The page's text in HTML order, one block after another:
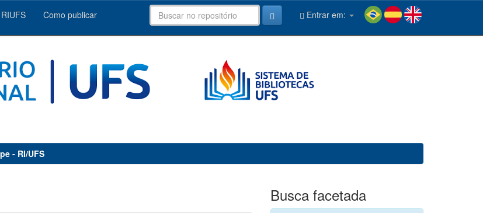
Como publicar Entrar em:
- RI/UFS
Busca facetada